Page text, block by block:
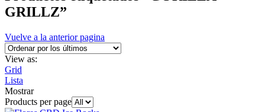
GRILLZ”
Vuelve a la anterior pagina
View as:
Grid
Lista
Mostrar
Products per page